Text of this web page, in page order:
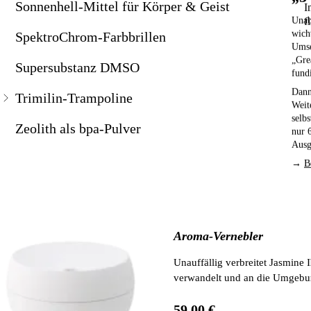
Sango Kalzium
Säure-Basen-Haushalt
Schwermetalle sanft ausleiten
Selen & Jod
Sonnenhell-Mittel für Körper & Geist
SpektroChrom-Farbbrillen
Supersubstanz DMSO
Trimilin-Trampoline
Zeolith als bpa-Pulver
Aroma-Vernebler
Unauffällig verbreitet Jasmine
verwandelt und an die
nur
→